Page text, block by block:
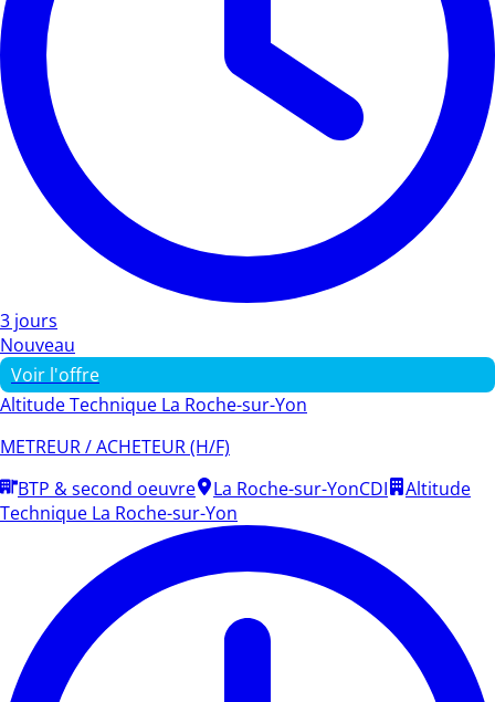
3 jours
Nouveau
Voir l'offre
Altitude Technique La Roche-sur-Yon
METREUR / ACHETEUR (H/F)
BTP & second oeuvre
La Roche-sur-YonCDI
Altitude
Technique La Roche-sur-Yon